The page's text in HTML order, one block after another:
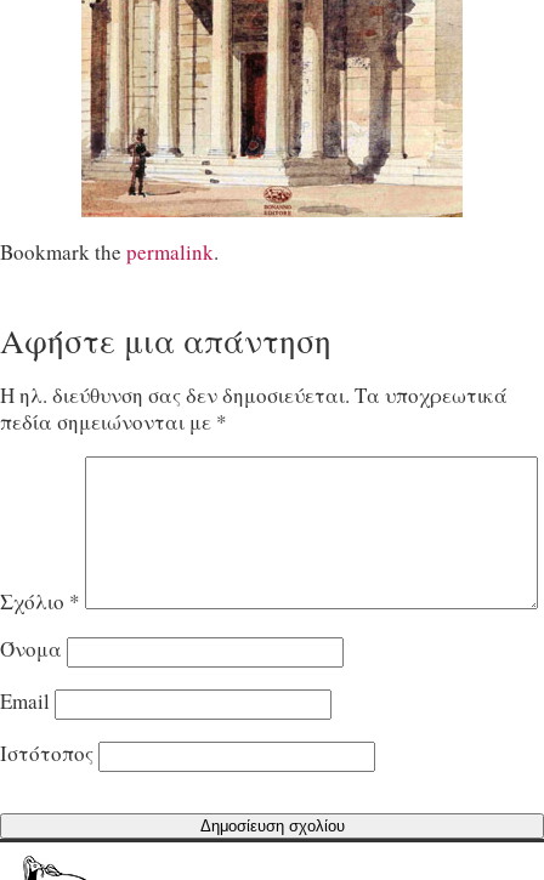
Bookmark the permalink.
Αφήστε μια απάντηση
Η ηλ. διεύθυνση σας δεν δημοσιεύεται. Τα υποχρεωτικά
πεδία σημειώνονται με *
Σχόλιο *
Όνομα
Email
Ιστότοπος